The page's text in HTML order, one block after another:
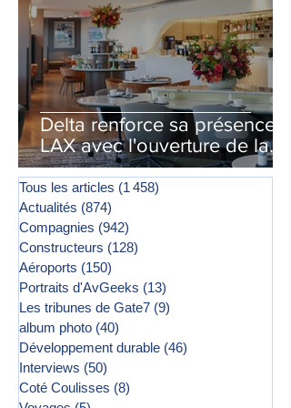
Delta renforce sa présence à
LAX avec l'ouverture de la
première phase d'un second
salon Delta One
Tous les articles (1 458)
Actualités (874)
Compagnies (942)
Constructeurs (128)
Aéroports (150)
Portraits d'AvGeeks (13)
Les tribunes de Gate7 (9)
album photo (40)
Développement durable (46)
Interviews (50)
Coté Coulisses (8)